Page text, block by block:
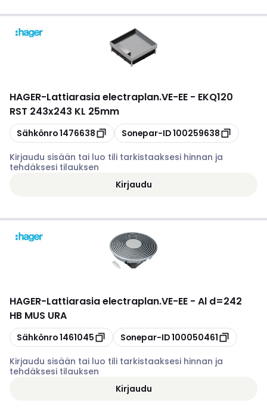
HAGER-Lattiarasia electraplan.VE-EE - EKQ120
RST 243x243 KL 25mm
Kopioi
Sähkönro1476638 Kopioi
Sonepar-ID100259638
Kirjaudu sisään tai luo tili tarkistaaksesi hinnan ja
tehdäksesi tilauksen
Kirjaudu
HAGER-Lattiarasia electraplan.VE-EE - Al d=242
HB MUS URA
Kopioi
Sähkönro1461045 Kopioi
Sonepar-ID100050461
Kirjaudu sisään tai luo tili tarkistaaksesi hinnan ja
tehdäksesi tilauksen
Kirjaudu